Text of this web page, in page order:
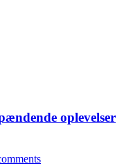
oplevelser